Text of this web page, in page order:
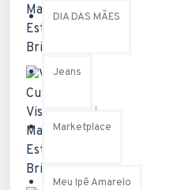
DIA DAS MÃES
Jeans
Marketplace
Meu Ipê Amarelo